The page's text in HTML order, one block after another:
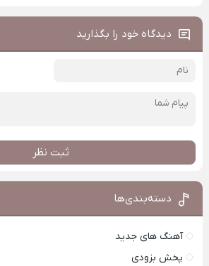
دیدگاه خود را بگذارید
ثبت نظر
دسته‌بندی‌ها
آهنگ های جدید
پخش بزودی